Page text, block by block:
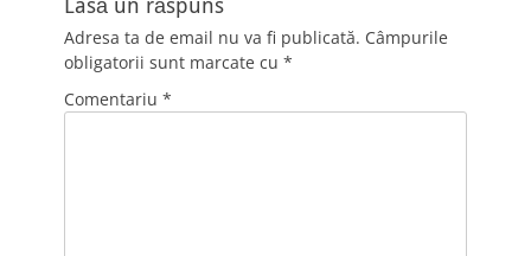
Lasă un răspuns
Adresa ta de email nu va fi publicată. Câmpurile
obligatorii sunt marcate cu *
Comentariu *